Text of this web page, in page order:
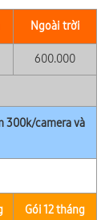
Ngoài trời
600.000
300k/camera và
Gói 12 tháng